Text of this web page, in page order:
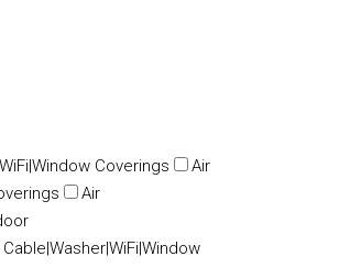
Coverings
Air
Air